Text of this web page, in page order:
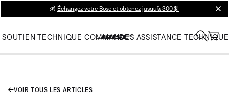
💰 Échangez votre Bose et obtenez jusqu’à 300 $!
SOUTIEN TECHNIQUE COMMANDES ASSISTANCE TECHNIQUE
VOIR TOUS LES ARTICLES